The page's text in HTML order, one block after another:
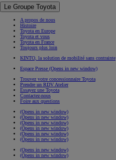
Le Groupe Toyota
A propos de nous
Histoire
Toyota en Europe
Toyota et vous
Toyota en France
Toujours plus loin
KINTO, la solution de mobilité sans contrainte
Espace Presse (Opens in new window)
Trouvez votre concessionnaire Toyota
Prendre un RDV Atelier
Essayez une Toyota
Contactez-nous
Foire aux questions
(Opens in new window)
(Opens in new window)
(Opens in new window)
(Opens in new window)
(Opens in new window)
(Opens in new window)
(Opens in new window)
(Opens in new window)